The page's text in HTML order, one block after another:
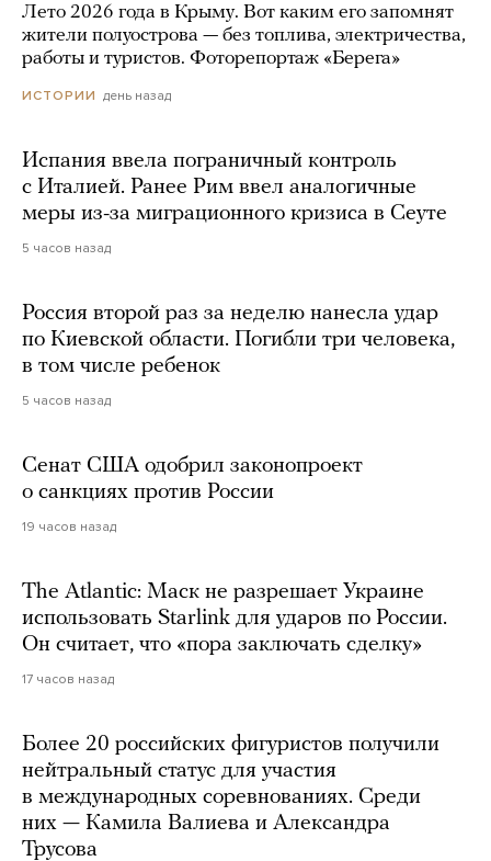
Лето 2026 года в Крыму. Вот каким его запомнят
жители полуострова — без топлива, электричества,
работы и туристов. Фоторепортаж «Берега»
ИСТОРИИ день назад
Испания ввела пограничный контроль
с Италией. Ранее Рим ввел аналогичные
меры из-за миграционного кризиса в Сеуте
5 часов назад
Россия второй раз за неделю нанесла удар
по Киевской области. Погибли три человека,
в том числе ребенок
5 часов назад
Сенат США одобрил законопроект
о санкциях против России
19 часов назад
The Atlantic: Маск не разрешает Украине
использовать Starlink для ударов по России.
Он считает, что «пора заключать сделку»
17 часов назад
Более 20 российских фигуристов получили
нейтральный статус для участия
в международных соревнованиях. Среди
них — Камила Валиева и Александра
Трусова